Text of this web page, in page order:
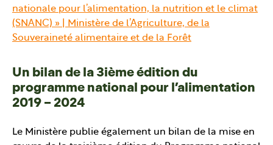
nationale pour l’alimentation, la nutrition et le climat
(SNANC) » | Ministère de l’Agriculture, de la
Souveraineté alimentaire et de la Forêt
Un bilan de la 3ième édition du
programme national pour l’alimentation
2019 – 2024
Le Ministère publie également un bilan de la mise en